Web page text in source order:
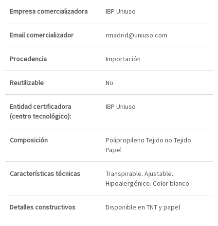
Empresa comercializadora IBP Uniuso
Email comercializador rmadrid@uniuso.com
Procedencia Importación
Reutilizable No
Entidad certificadora
(centro tecnológico):
IBP Uniuso
Composición
Polipropileno Tejido no Tejido
Papel
Características técnicas
Transpirable. Ajustable.
Hipoalergénico. Color blanco
Detalles constructivos Disponible en TNT y papel